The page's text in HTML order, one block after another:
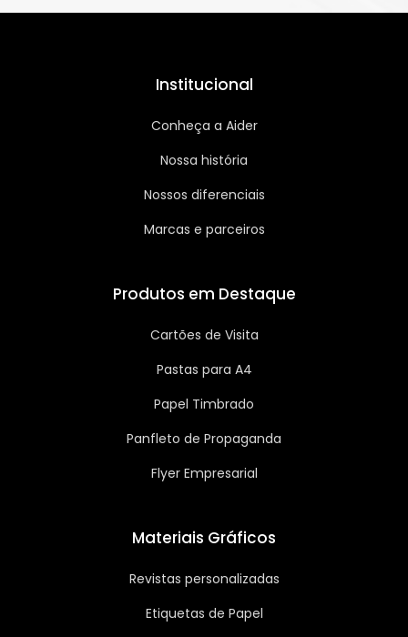
Institucional
Conheça a Aider
Nossa história
Nossos diferenciais
Marcas e parceiros
Produtos em Destaque
Cartões de Visita
Pastas para A4
Papel Timbrado
Panfleto de Propaganda
Flyer Empresarial
Materiais Gráficos
Revistas personalizadas
Etiquetas de Papel